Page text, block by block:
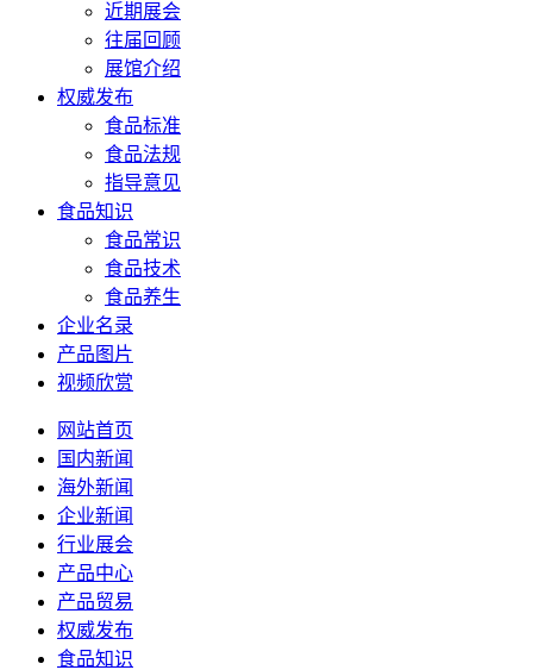
近期展会
往届回顾
展馆介绍
权威发布
食品标准
食品法规
指导意见
食品知识
食品常识
食品技术
食品养生
企业名录
产品图片
视频欣赏
网站首页
国内新闻
海外新闻
企业新闻
行业展会
产品中心
产品贸易
权威发布
食品知识